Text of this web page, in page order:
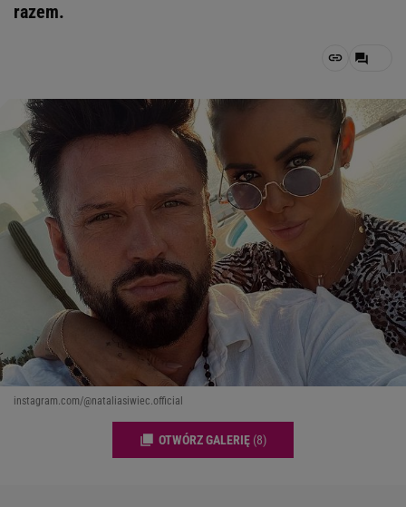
razem.
instagram.com/@nataliasiwiec.official
OTWÓRZ GALERIĘ (8)